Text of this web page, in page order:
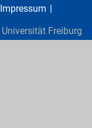
Impressum
Universität Freiburg